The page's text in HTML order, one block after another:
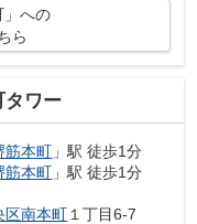
」への
ら
タワー
筋本町 」駅 徒歩1分
筋本町 」駅 徒歩1分
区南本町 １丁目6-7